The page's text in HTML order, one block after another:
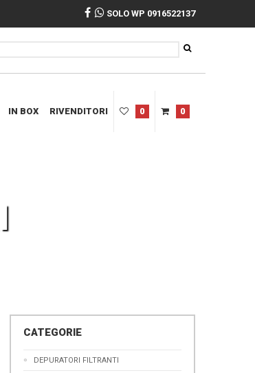
SOLO WP 0916522137
0
0
IN BOX RIVENDITORI
CATEGORIE
DEPURATORI FILTRANTI